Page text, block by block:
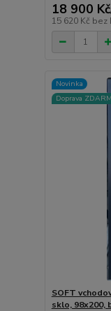
18 900 Kč
15 620 Kč bez
Novinka
Doprava
SOFT
sklo, 98x200,